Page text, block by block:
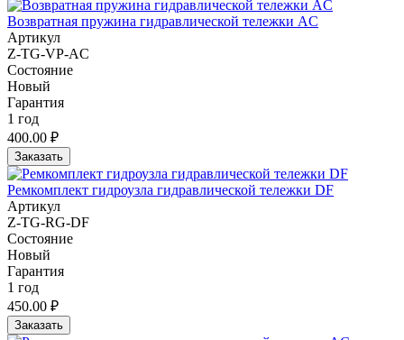
Возвратная пружина гидравлической тележки AC
Артикул
Z-TG-VP-AC
Состояние
Новый
Гарантия
1 год
400.00 ₽
Заказать
Ремкомплект гидроузла гидравлической тележки DF
Артикул
Z-TG-RG-DF
Состояние
Новый
Гарантия
1 год
450.00 ₽
Заказать